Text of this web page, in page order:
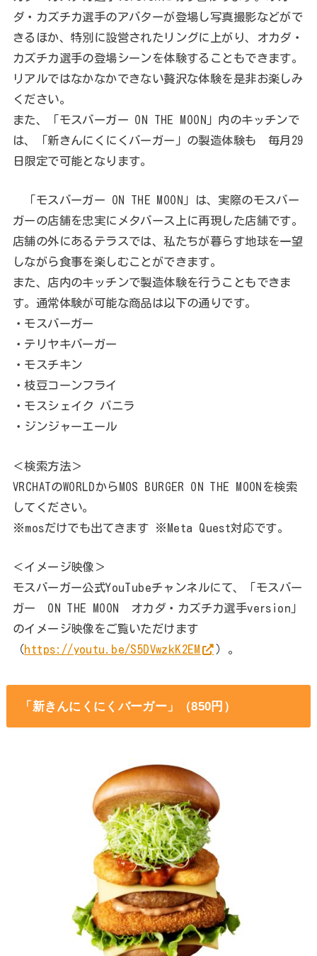
ダ・カズチカ選手のアバターが登場し写真撮影などがで
きるほか、特別に設営されたリングに上がり、オカダ・
カズチカ選手の登場シーンを体験することもできます。
リアルではなかなかできない贅沢な体験を是非お楽しみ
ください。
また、「モスバーガー ON THE MOON」内のキッチンで
は、「新きんにくにくバーガー」の製造体験も 毎月29
日限定で可能となります。
「モスバーガー ON THE MOON」は、実際のモスバー
ガーの店舗を忠実にメタバース上に再現した店舗です。
店舗の外にあるテラスでは、私たちが暮らす地球を一望
しながら食事を楽しむことができます。
また、店内のキッチンで製造体験を行うこともできま
す。通常体験が可能な商品は以下の通りです。
・モスバーガー
・テリヤキバーガー
・モスチキン
・枝豆コーンフライ
・モスシェイク バニラ
・ジンジャーエール
＜検索方法＞
VRCHATのWORLDからMOS BURGER ON THE MOONを検索
してください。
※mosだけでも出てきます ※Meta Quest対応です。
＜イメージ映像＞
モスバーガー公式YouTubeチャンネルにて、「モスバー
ガー ON THE MOON オカダ・カズチカ選手version」
のイメージ映像をご覧いただけます
（https://youtu.be/S5DVwzkK2EM ）。
「新きんにくにくバーガー」（850円）